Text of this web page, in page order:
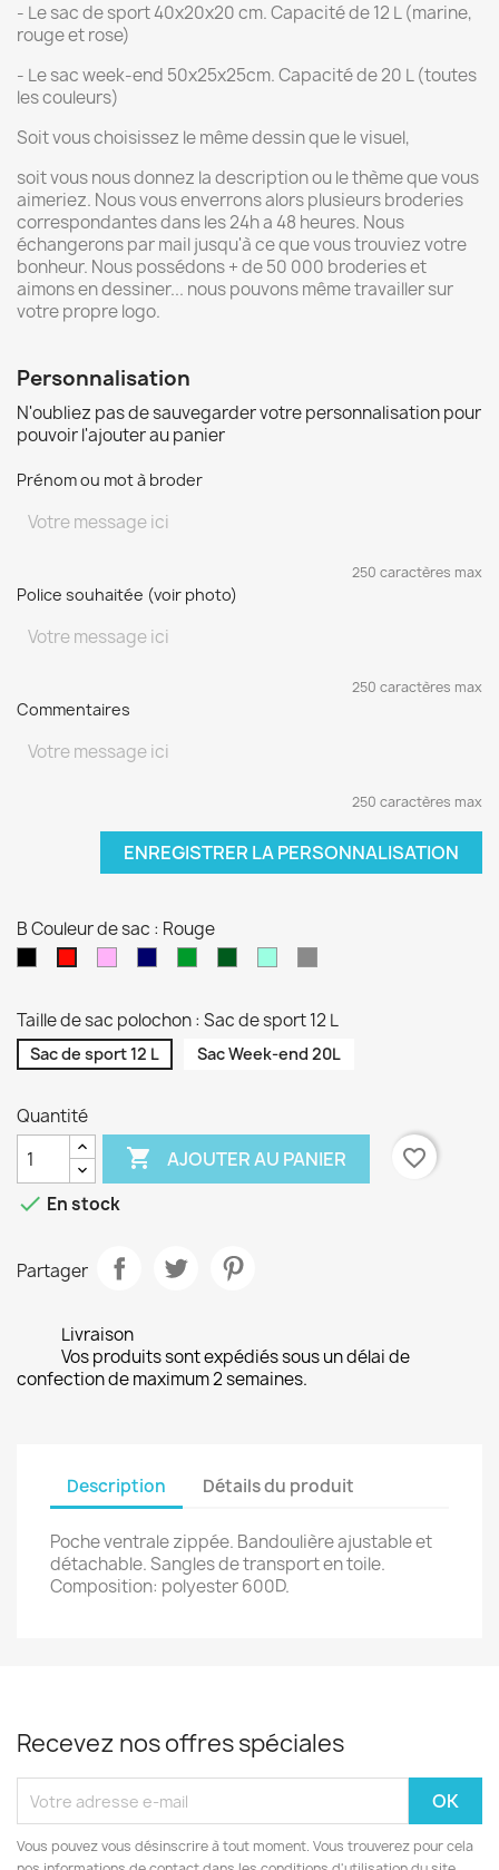
- Le sac de sport 40x20x20 cm. Capacité de 12 L (marine,
rouge et rose)
- Le sac week-end 50x25x25cm. Capacité de 20 L (toutes
les couleurs)
Soit vous choisissez le même dessin que le visuel,
soit vous nous donnez la description ou le thème que vous
aimeriez. Nous vous enverrons alors plusieurs broderies
correspondantes dans les 24h a 48 heures. Nous
échangerons par mail jusqu'à ce que vous trouviez votre
bonheur. Nous possédons + de 50 000 broderies et
aimons en dessiner... nous pouvons même travailler sur
votre propre logo.
Personnalisation
N'oubliez pas de sauvegarder votre personnalisation pour
pouvoir l'ajouter au panier
Prénom ou mot à broder
250 caractères max
Police souhaitée (voir photo)
250 caractères max
Commentaires
250 caractères max
ENREGISTRER LA PERSONNALISATION
B Couleur de sac : Rouge
Taille de sac polochon : Sac de sport 12 L
Sac de sport 12 L Sac Week-end 20L
Quantité
 AJOUTER AU PANIER
favorite_border
 En stock
Partager
Livraison
Vos produits sont expédiés sous un délai de
confection de maximum 2 semaines.
Description Détails du produit
Poche ventrale zippée. Bandoulière ajustable et
détachable. Sangles de transport en toile.
Composition: polyester 600D.
Recevez nos offres spéciales
Vous pouvez vous désinscrire à tout moment. Vous trouverez pour cela